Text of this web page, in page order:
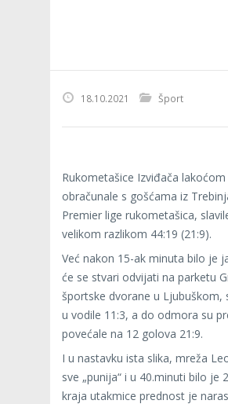
18.10.2021 Šport
Rukometašice Izviđača lakoćom
obračunale s gošćama iz
Premier lige rukometašica,
velikom razlikom 44:19 (21:9).
Već nakon 15-ak minuta bilo je
će se stvari odvijati na parketu
športske dvorane u Ljubuškom,
u vodile 11:3, a do odmora su
povećale na 12 golova 21:9.
I u nastavku ista slika, mreža
sve „punija“ i u 40.minuti bilo je
kraja utakmice prednost je